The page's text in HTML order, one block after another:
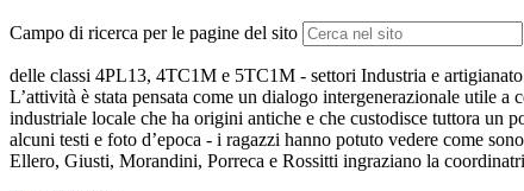
Campo di ricerca per le pagine del sito
delle classi 4PL13, 4TC1M e 5TC1M - settori Industria e
L’attività è stata pensata come un dialogo intergenerazionale utile
industriale locale che ha origini antiche e che custodisce tuttora
alcuni testi e foto d’epoca - i ragazzi hanno potuto vedere come
Ellero, Giusti, Morandini, Porreca e Rossitti ingraziano la